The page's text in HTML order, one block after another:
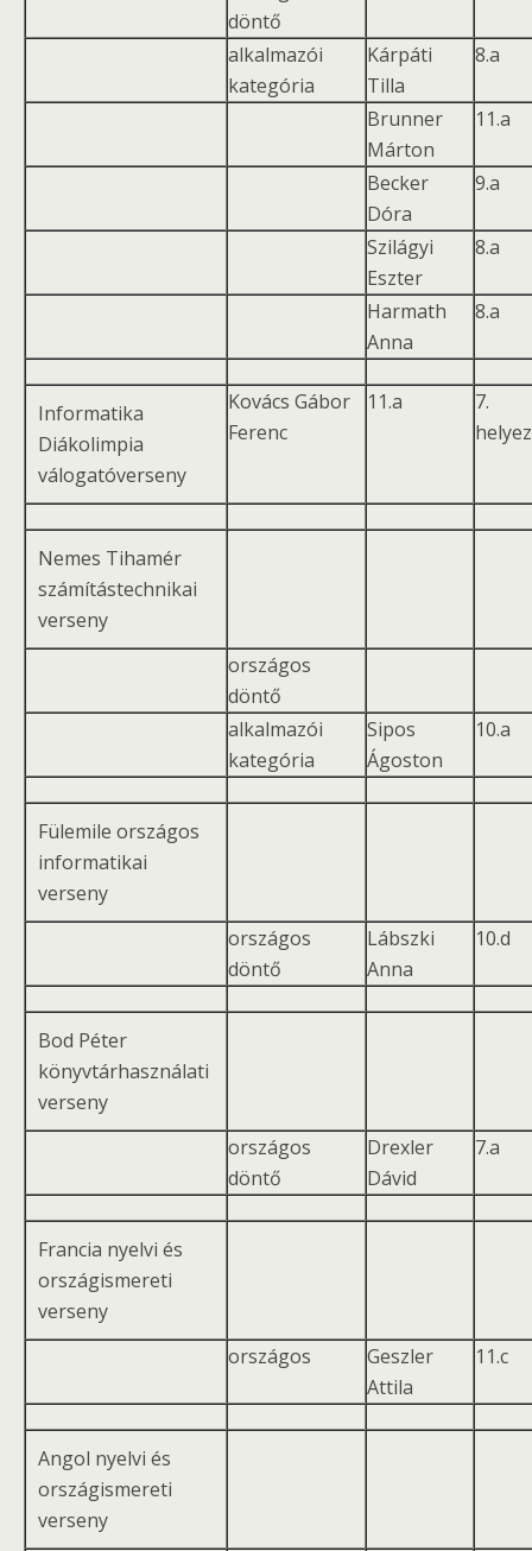
döntő
alkalmazói
kategória
Kárpáti
Tilla
8.a
Brunner
Márton
11.a
Becker
Dóra
9.a
Szilágyi
Eszter
8.a
Harmath
Anna
8.a
Informatika
Diákolimpia
válogatóverseny
Kovács Gábor
Ferenc
11.a
7.
Nemes Tihamér
számítástechnikai
verseny
országos
döntő
alkalmazói
kategória
Sipos
Ágoston
10.a
Fülemile országos
informatikai
verseny
országos
döntő
Lábszki
Anna
10.d
Bod Péter
könyvtárhasználati
verseny
országos
döntő
Drexler
Dávid
7.a
Francia nyelvi és
országismereti
verseny
országos
Geszler
Attila
11.c
Angol nyelvi és
országismereti
verseny